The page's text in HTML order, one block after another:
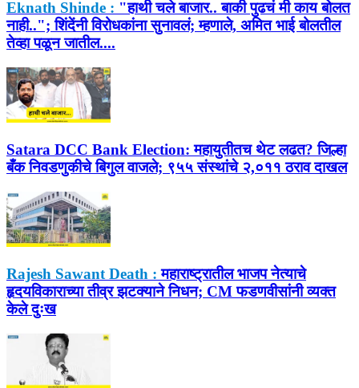
Eknath Shinde : "हाथी चले बाजार.. बाकी पुढचं मी काय बोलत
नाही.."; शिंदेंनी विरोधकांना सुनावलं; म्हणाले, अमित भाई बोलतील
तेव्हा पळून जातील....
Satara DCC Bank Election: महायुतीतच थेट लढत? जिल्हा
बँक निवडणुकीचे बिगुल वाजले; ९५५ संस्थांचे २,०११ ठराव दाखल
Rajesh Sawant Death : महाराष्ट्रातील भाजप नेत्याचे
हृदयविकाराच्या तीव्र झटक्याने निधन; CM फडणवीसांनी व्यक्त
केले दुःख